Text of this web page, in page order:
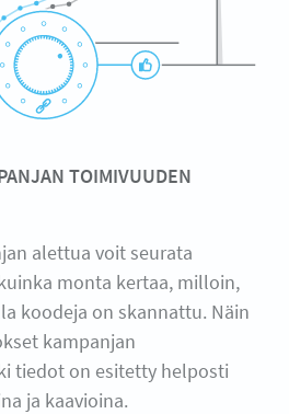
TOIMIVUUDEN
alettua voit seurata
monta kertaa, milloin,
koodeja on skannattu. Näin
kampanjan
tiedot on esitetty helposti
ja kaavioina.